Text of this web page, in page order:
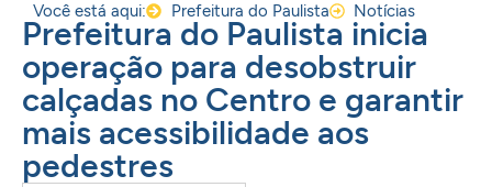
Você está aqui: Prefeitura do Paulista Notícias
Prefeitura do Paulista inicia
operação para desobstruir
calçadas no Centro e garantir
mais acessibilidade aos
pedestres